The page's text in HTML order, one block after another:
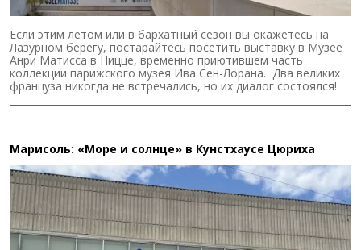
Если этим летом или в бархатный сезон вы окажетесь на
Лазурном берегу, постарайтесь посетить выставку в Музее
Анри Матисса в Ницце, временно приютившем часть
коллекции парижского музея Ива Сен-Лорана. Два великих
француза никогда не встречались, но их диалог состоялся!
Марисоль: «Море и солнце» в Кунстхаусе Цюриха